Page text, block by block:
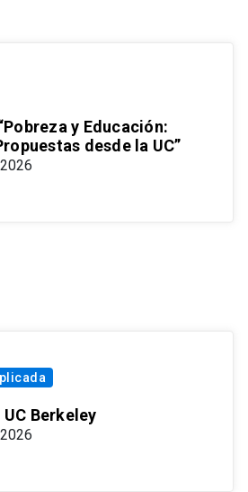
y Educación:
desde la UC”
Berkeley